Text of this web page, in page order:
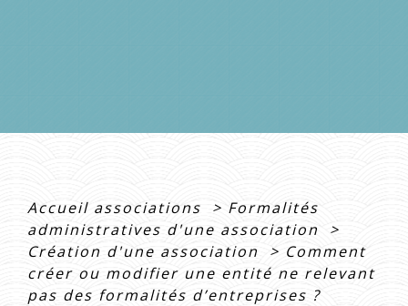
Accueil associations > Formalités
administratives d'une association
>
Création d'une association
> Comment
créer ou modifier une entité ne relevant
pas des formalités d’entreprises ?